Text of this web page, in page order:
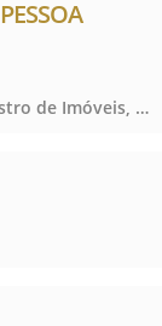
Registro de Imóveis, Registro de Títulos e Documentos e Civis das Pessoas Jurídicas, Registro de Imóveis, Registro de Títulos e Documentos e Civis das Pessoas Jurídicas, Registro de Imóveis, Registro de Títulos e Documentos e Civis das Pessoas Jurídicas